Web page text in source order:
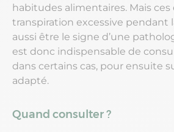
habitudes alimentaires. Mais ces
transpiration excessive pendant
aussi être le signe d’une
est donc indispensable de
dans certains cas, pour ensuite
adapté.
Quand consulter ?